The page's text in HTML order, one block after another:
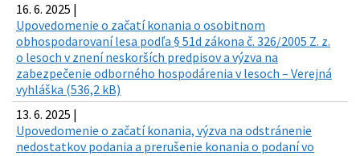
16. 6. 2025 |
Upovedomenie o začatí konania o osobitnom
obhospodarovaní lesa podľa § 51d zákona č. 326/2005 Z. z.
o lesoch v znení neskorších predpisov a výzva na
zabezpečenie odborného hospodárenia v lesoch – Verejná
vyhláška (536,2 kB)
13. 6. 2025 |
Upovedomenie o začatí konania, výzva na odstránenie
nedostatkov podania a prerušenie konania o podaní vo